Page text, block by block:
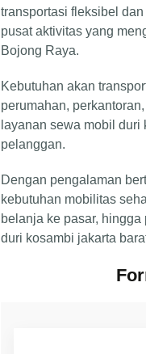
transportasi fleksibel
pusat aktivitas yang
Bojong Raya.
Kebutuhan akan
perumahan,
layanan sewa mobil
pelanggan.
Dengan pengalaman
kebutuhan mobilitas
belanja ke pasar,
duri kosambi jakarta